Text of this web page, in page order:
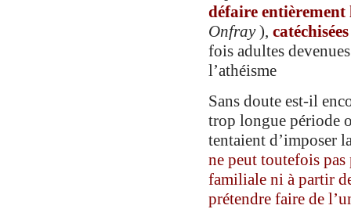
défaire entièrement
Onfray),
fois adultes
l’athéisme
Sans doute est-il
trop longue période
tentaient d’imposer
ne peut toutefois pas
familiale ni à partir
prétendre faire de